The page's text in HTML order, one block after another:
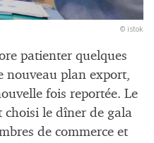
© istok
patienter quelques
nouveau plan export,
fois reportée. Le
le dîner de gala
de commerce et